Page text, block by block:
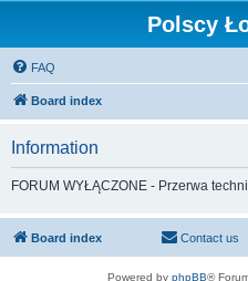
Polscy
FAQ
Board index
Information
FORUM WYŁĄCZONE - Przerwa
Board index Contact us
Powered by phpBB®